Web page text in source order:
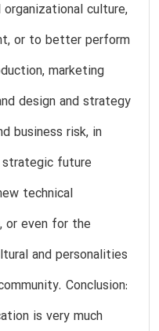
culture,
or to better perform
marketing
design and strategy
business risk, in
strategic future
technical
or even for the
and personalities
Conclusion:
is very much